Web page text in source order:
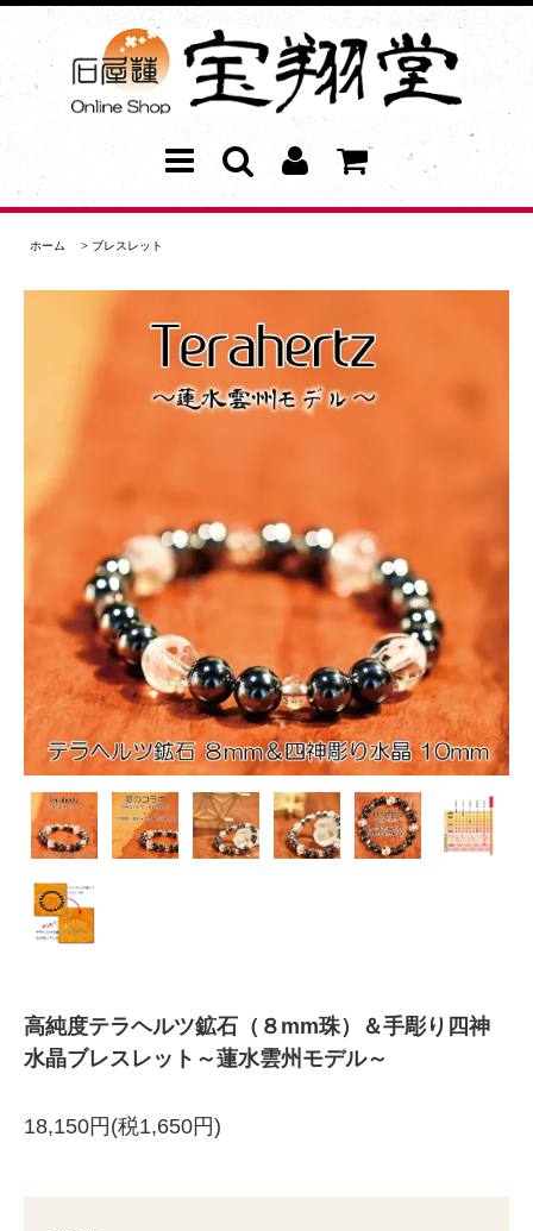
ホーム > ブレスレット
高純度テラヘルツ鉱石（８mm珠）＆手彫り四神
水晶ブレスレット～蓮水雲州モデル～
18,150円(税1,650円)